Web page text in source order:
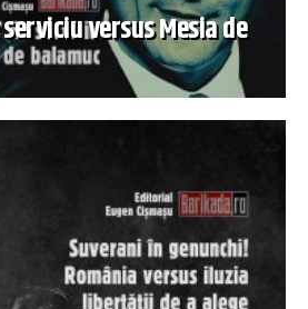
versus Mesia de